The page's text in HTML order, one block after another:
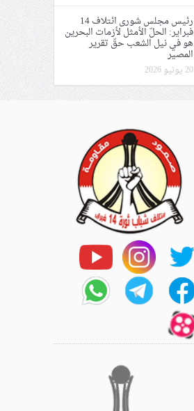
رئيس مجلس شورى ائتلاف 14
فبراير: الحلّ الأمثل لأزمات البحرين
هو في نيل الشعب حقّ تقرير
المصير
20 يونيو 2026